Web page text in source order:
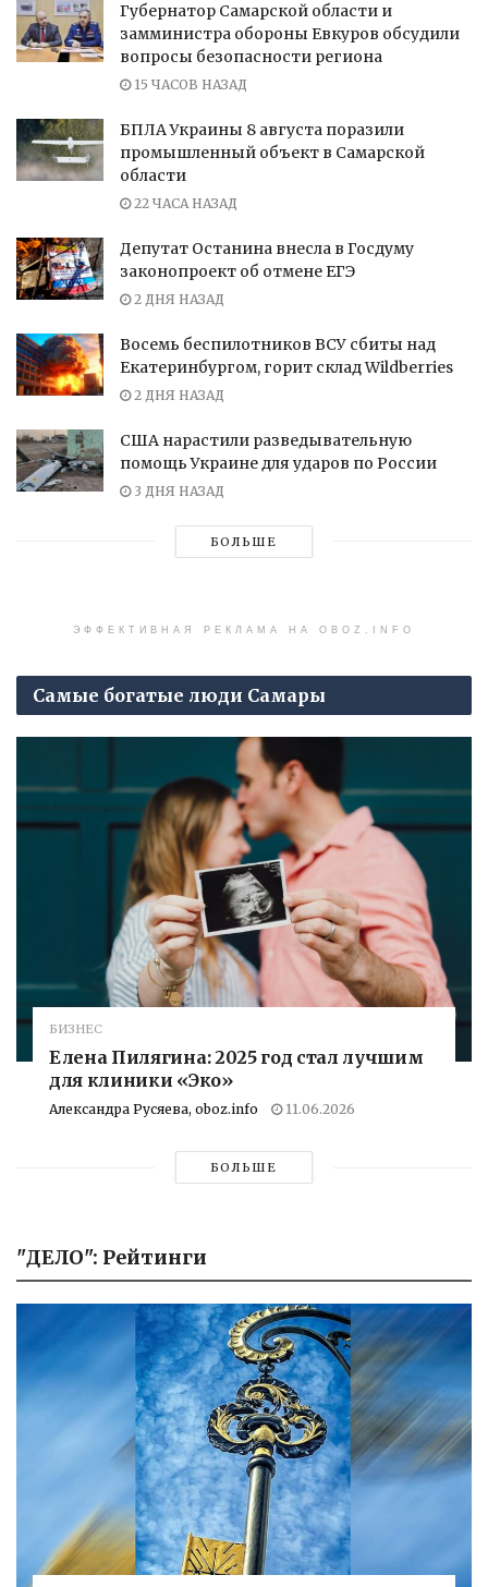
Губернатор Самарской области и
замминистра обороны Евкуров обсудили
вопросы безопасности региона
15 ЧАСОВ НАЗАД
БПЛА Украины 8 августа поразили
промышленный объект в Самарской
области
22 ЧАСА НАЗАД
Депутат Останина внесла в Госдуму
законопроект об отмене ЕГЭ
2 ДНЯ НАЗАД
Восемь беспилотников ВСУ сбиты над
Екатеринбургом, горит склад Wildberries
2 ДНЯ НАЗАД
США нарастили разведывательную
помощь Украине для ударов по России
3 ДНЯ НАЗАД
БОЛЬШЕ
ЭФФЕКТИВНАЯ РЕКЛАМА НА OBOZ.INFO
Самые богатые люди Самары
БИЗНЕС
Елена Пилягина: 2025 год стал лучшим
для клиники «Эко»
Александра Русяева, oboz.info 11.06.2026
БОЛЬШЕ
"ДЕЛО": Рейтинги